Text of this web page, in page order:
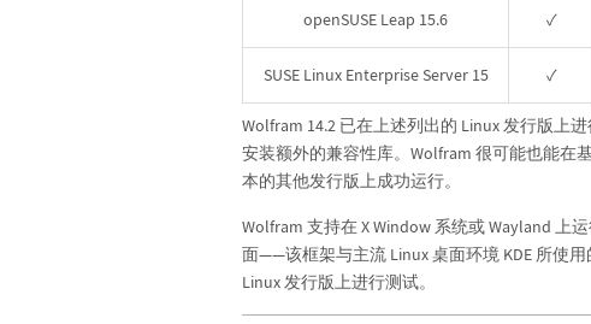
openSUSE Leap 15.6 ✓
SUSE Linux Enterprise Server 15 ✓
Wolfram 14.2 已在上述列出的 Linux 发行版上
安装额外的兼容性库。Wolfram 很可能也能在
本的其他发行版上成功运行。
Wolfram 支持在 X Window 系统或 Wayland 上
面——该框架与主流 Linux 桌面环境 KDE 所使
Linux 发行版上进行测试。